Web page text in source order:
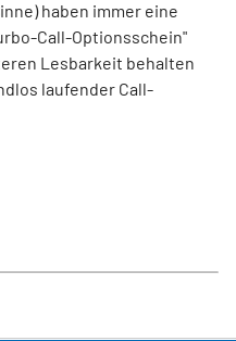
haben immer eine
Call-Optionsschein"
Lesbarkeit behalten
laufender Call-